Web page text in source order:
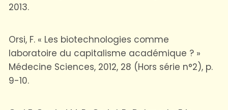
2013.
Orsi, F. « Les biotechnologies comme
laboratoire du capitalisme académique ? »
Médecine Sciences, 2012, 28 (Hors série n°2), p.
9-10.